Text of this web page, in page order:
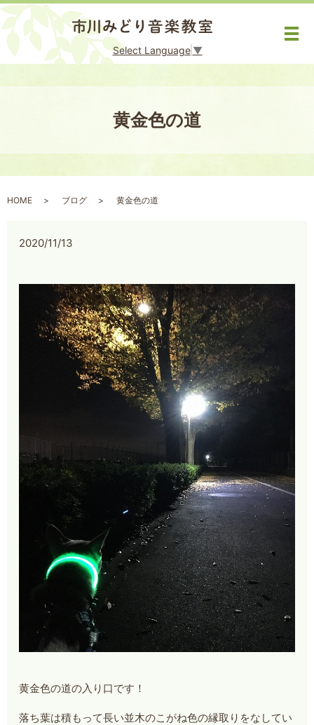
Select Language ▼
メ
黄金色の道
HOME ブログ 黄金色の道
2020/11/13
黄金色の道の入り口です！
落ち葉は積もって長い並木のこがね色の縁取りをなしてい